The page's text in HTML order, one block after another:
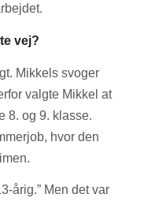
vej?
Mikkels svoger
valgte Mikkel at
8. og 9. klasse.
hvor den
årig.” Men det var